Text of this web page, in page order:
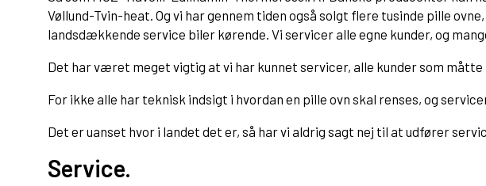
Vøllund-Tvin-heat. Og vi har gennem tiden også solgt flere tusinde pille
landsdækkende service biler kørende. Vi servicer alle egne kunder, og
Det har været meget vigtig at vi har kunnet servicer, alle kunder som måtte
For ikke alle har teknisk indsigt i hvordan en pille ovn skal renses, og
Det er uanset hvor i landet det er, så har vi aldrig sagt nej til at udfører
Service.